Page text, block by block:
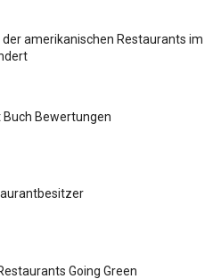
der amerikanischen Restaurants im
Bewertungen
Going Green